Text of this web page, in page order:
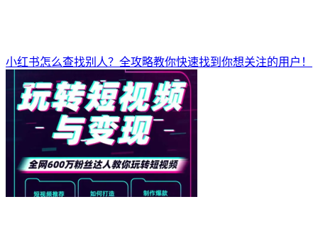
小红书怎么查找别人？全攻略教你快速找到你想关注的用户！